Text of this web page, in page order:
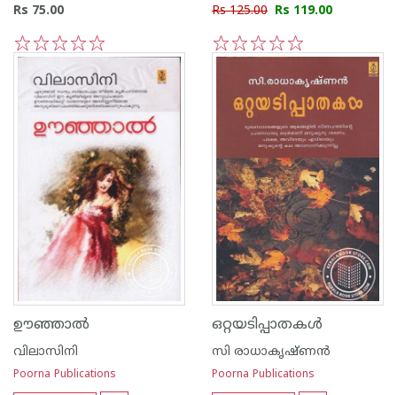
Rs 75.00
5
4
2
1
Rs 125.00 Rs 119.00
5
4
3
2
1
ഊഞ്ഞാല്‍
വിലാസിനി
Poorna Publications
ഒറ്റയടിപ്പാതകള്‍
സി രാധാകൃഷ്ണന്‍
Poorna Publications